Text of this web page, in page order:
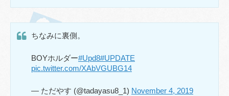
ちなみに裏側。
BOYホルダー#Upd8#UPDATE
pic.twitter.com/XAbVGUBG14
— ただやす (@tadayasu8_1) November 4, 2019